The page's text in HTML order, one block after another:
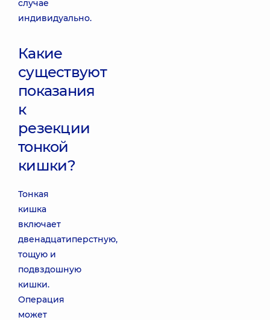
случае
индивидуально.
Какие
существуют
показания
к
резекции
тонкой
кишки?
Тонкая
кишка
включает
двенадцатиперстную,
тощую и
подвздошную
кишки.
Операция
может